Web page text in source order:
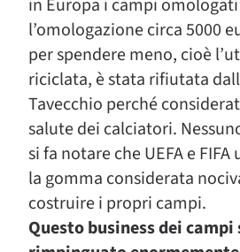
in Europa i campi omologati
l’omologazione circa 5000
per spendere meno, cioè
riciclata, è stata rifiutata
Tavecchio perché
salute dei calciatori.
si fa notare che UEFA e
la gomma considerata
costruire i propri campi.
Questo business dei